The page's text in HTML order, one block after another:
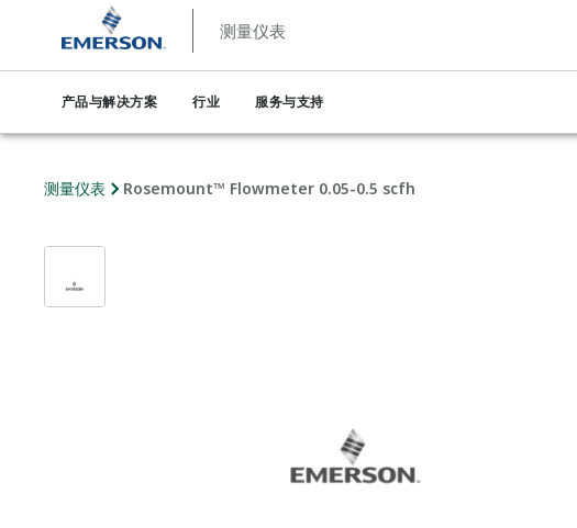
测量仪表
产品与解决方案 行业 服务与支持
测量仪表 Rosemount™ Flowmeter 0.05-0.5 scfh